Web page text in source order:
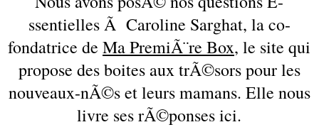
ssentielles Ã Caroline Sarghat, la co-
fondatrice de Ma PremiÃ¨re Box, le site qui
propose des boites aux trÃ©sors pour les
nouveaux-nÃ©s et leurs mamans. Elle nous
livre ses rÃ©ponses ici.